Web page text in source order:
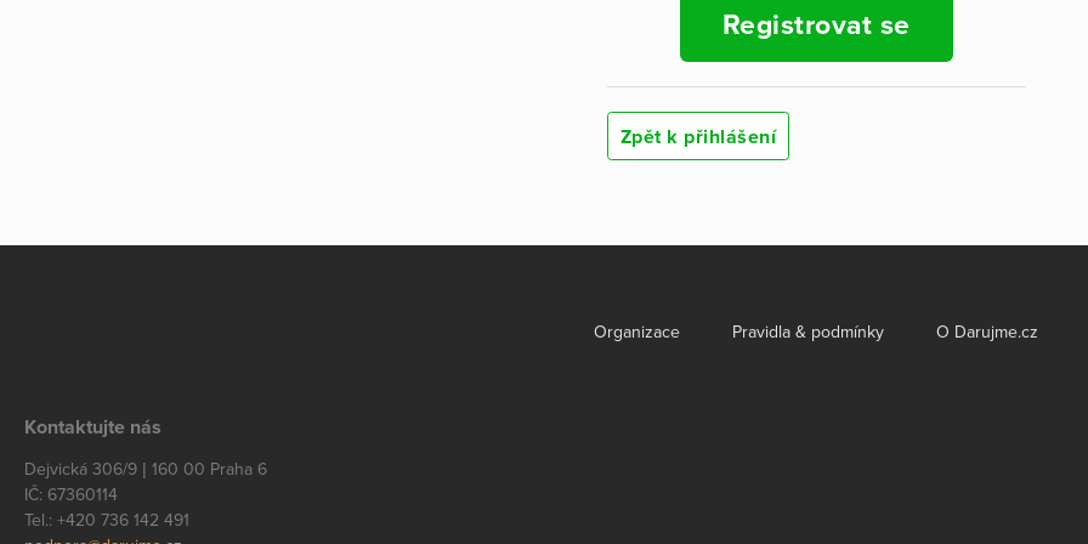
Registrovat se
Zpět k přihlášení
Organizace Pravidla & podmínky O Darujme.cz
Kontaktujte nás
Dejvická 306/9 | 160 00 Praha 6
IČ: 67360114
Tel.: +420 736 142 491